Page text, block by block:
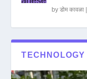
byडोम कावळा
TECHNOLOGY